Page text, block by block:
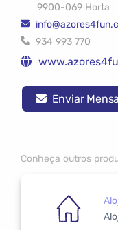
9900-069 Horta
934 993 770
Enviar
Conheça outros